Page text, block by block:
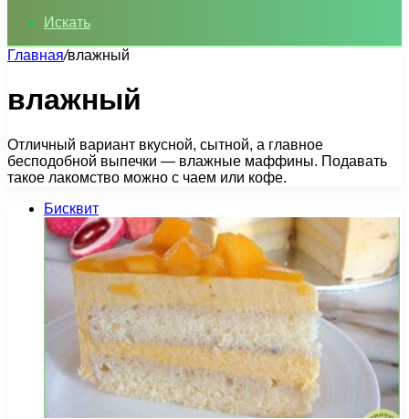
Искать
Главная/влажный
влажный
Отличный вариант вкусной, сытной, а главное
бесподобной выпечки — влажные маффины. Подавать
такое лакомство можно с чаем или кофе.
Бисквит